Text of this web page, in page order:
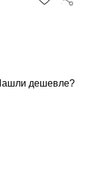
дешевле?